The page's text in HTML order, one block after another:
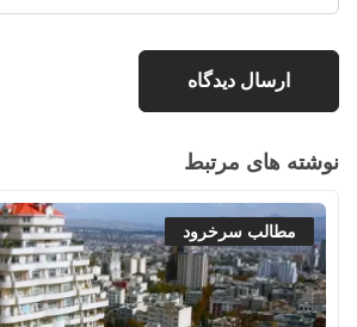
نوشته های مرتبط
مطالب سرخرود